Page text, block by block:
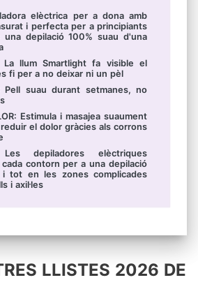
elèctrica per a dona amb
i perfecta per a principiants
depilació 100% suau d'una
La llum Smartlight fa visible el
fi per a no deixar ni un pèl
Pell suau durant setmanes, no
Estimula i masajea suaument
el dolor gràcies als corrons
Les depiladores elèctriques
contorn per a una depilació
tot en les zones complicades
i axil·les
LLISTES 2026 DE